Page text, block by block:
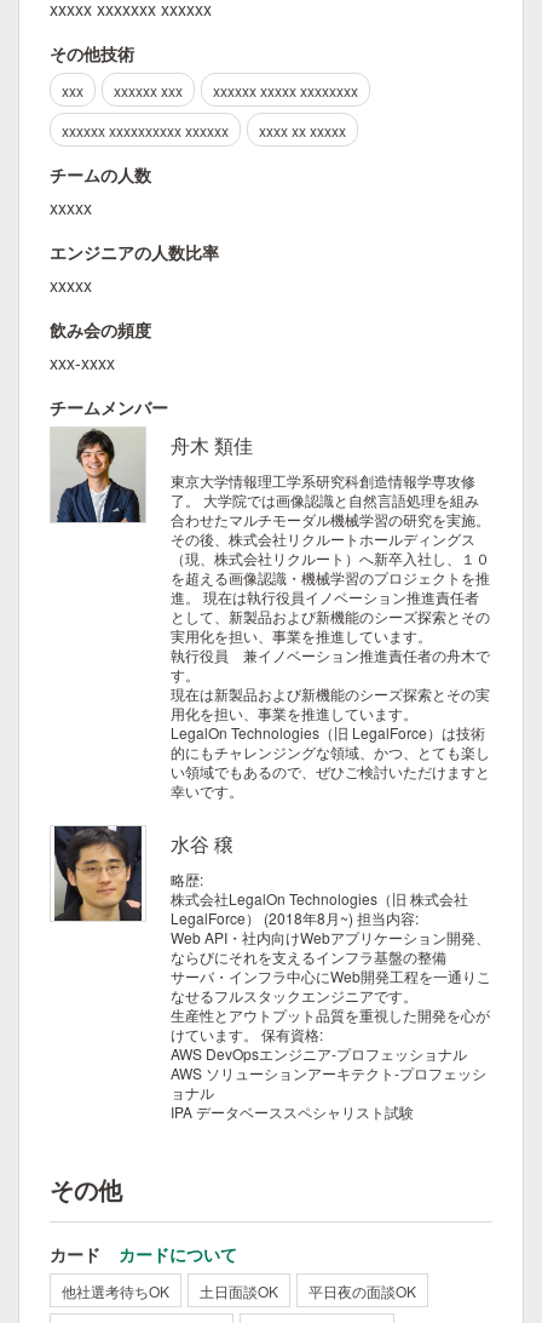
xxxxx xxxxxxx xxxxxx
その他技術
xxx xxxxxx xxx
xxxxxx xxxxx xxxxxxxx
xxxxxx xxxxxxxxxx xxxxxx
xxxx xx xxxxx
チームの人数
xxxxx
エンジニアの人数比率
xxxxx
飲み会の頻度
xxx-xxxx
チームメンバー
舟木 類佳
東京大学情報理工学系研究科創造情報学専攻修
了。 大学院では画像認識と自然言語処理を組み
合わせたマルチモーダル機械学習の研究を実施。
その後、株式会社リクルートホールディングス
（現、株式会社リクルート）へ新卒入社し、１０
を超える画像認識・機械学習のプロジェクトを推
進。 現在は執行役員イノベーション推進責任者
として、新製品および新機能のシーズ探索とその
実用化を担い、事業を推進しています。
執行役員 兼イノベーション推進責任者の舟木で
す。
現在は新製品および新機能のシーズ探索とその実
用化を担い、事業を推進しています。
LegalOn Technologies（旧 LegalForce）は技術
的にもチャレンジングな領域、かつ、とても楽し
い領域でもあるので、ぜひご検討いただけますと
幸いです。
水谷 穣
略歴:
株式会社LegalOn Technologies（旧 株式会社
LegalForce） (2018年8月~) 担当内容:
Web API・社内向けWebアプリケーション開発、
ならびにそれを支えるインフラ基盤の整備
サーバ・インフラ中心にWeb開発工程を一通りこ
なせるフルスタックエンジニアです。
生産性とアウトプット品質を重視した開発を心が
けています。
保有資格:
AWS DevOpsエンジニア-プロフェッショナル
AWS ソリューションアーキテクト-プロフェッシ
ョナル
IPA データベーススペシャリスト試験
その他
カード カードについて
他社選考待ちOK 土日面談OK
平日夜の面談OK